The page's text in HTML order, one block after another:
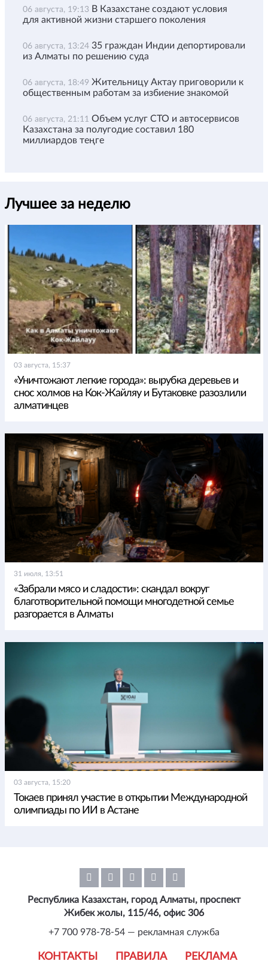
06 августа, 19:13 В Казахстане создают условия
для активной жизни старшего поколения
06 августа, 13:24 35 граждан Индии депортировали
из Алматы по решению суда
06 августа, 18:49 Жительницу Актау приговорили к
общественным работам за избиение знакомой
06 августа, 21:11 Объем услуг СТО и автосервисов
Казахстана за полугодие составил 180
миллиардов теңге
Лучшее за неделю
03 августа, 15:37
«Уничтожают легкие города»: вырубка деревьев и
снос холмов на Кок-Жайляу и Бутаковке разозлили
алматинцев
31 июля, 13:51
«Забрали мясо и сладости»: скандал вокруг
благотворительной помощи многодетной семье
разгорается в Алматы
03 августа, 15:20
Токаев принял участие в открытии Международной
олимпиады по ИИ в Астане
КОНТАКТЫ ПРАВИЛА РЕКЛАМА
Республика Казахстан, город Алматы, проспект
Жибек жолы, 115/46, офис 306
+7 700 978-78-54 — рекламная служба